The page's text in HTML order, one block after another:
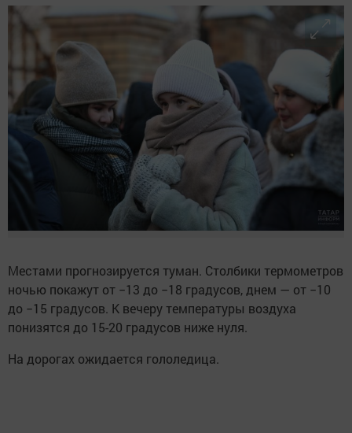
Местами прогнозируется туман. Столбики термометров
ночью покажут от −13 до −18 градусов, днем — от −10
до −15 градусов. К вечеру температуры воздуха
понизятся до 15-20 градусов ниже нуля.
На дорогах ожидается гололедица.